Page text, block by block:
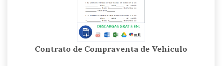
Contrato de Compraventa de Vehículo